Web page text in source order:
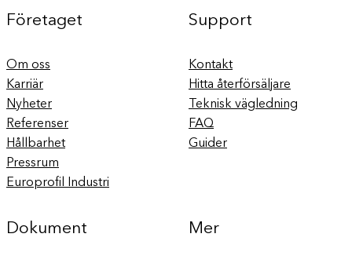
Företaget
Om oss
Karriär
Nyheter
Referenser
Hållbarhet
Pressrum
Europrofil Industri
Support
Kontakt
Hitta återförsäljare
Teknisk vägledning
FAQ
Guider
Dokument Mer